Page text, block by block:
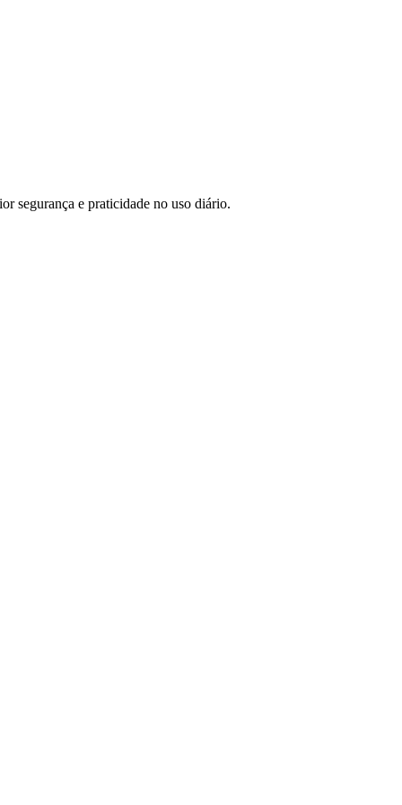
segurança e praticidade no uso diário.